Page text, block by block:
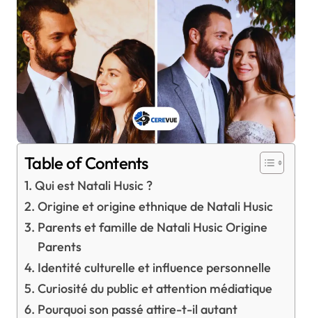
Table of Contents
Qui est Natali Husic ?
Origine et origine ethnique de Natali Husic
Parents et famille de Natali Husic Origine
Parents
Identité culturelle et influence personnelle
Curiosité du public et attention médiatique
Pourquoi son passé attire-t-il autant